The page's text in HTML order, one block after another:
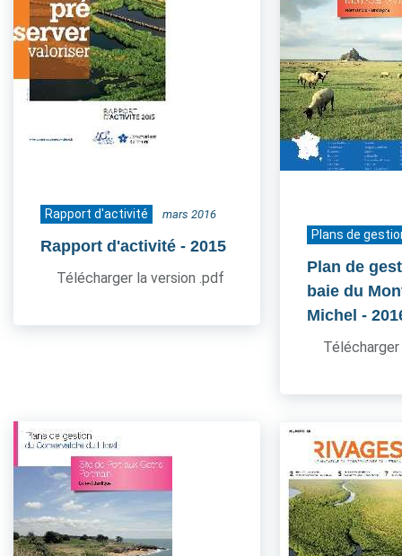
Rapport d'activité mars 2016
Rapport d'activité - 2015
Télécharger la version .pdf
Plans de
Plan de
baie du
Michel -